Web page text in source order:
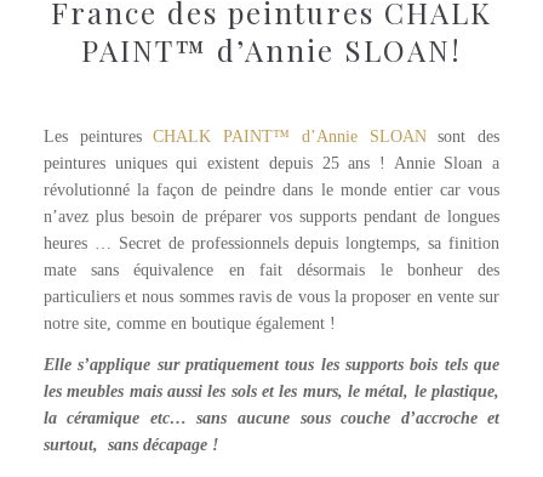
France des peintures CHALK
PAINT™ d’Annie SLOAN!
Les peinturesCHALK PAINT™ d’Annie SLOANsont des
peintures uniques qui existent depuis 25 ans ! Annie Sloan a
révolutionné la façon de peindre dans le monde entier car vous
n’avez plus besoin de préparer vos supports pendant de longues
heures … Secret de professionnels depuis longtemps, sa finition
mate sans équivalence en fait désormais le bonheur des
particuliers et nous sommes ravis de vous la proposer en vente sur
notre site, comme en boutique également !
Elle s’applique sur pratiquement tous les supports bois tels que
les meubles mais aussi les sols et les murs, le métal, le plastique,
la céramique etc… sans aucune sous couche d’accroche et
surtout, sans décapage !